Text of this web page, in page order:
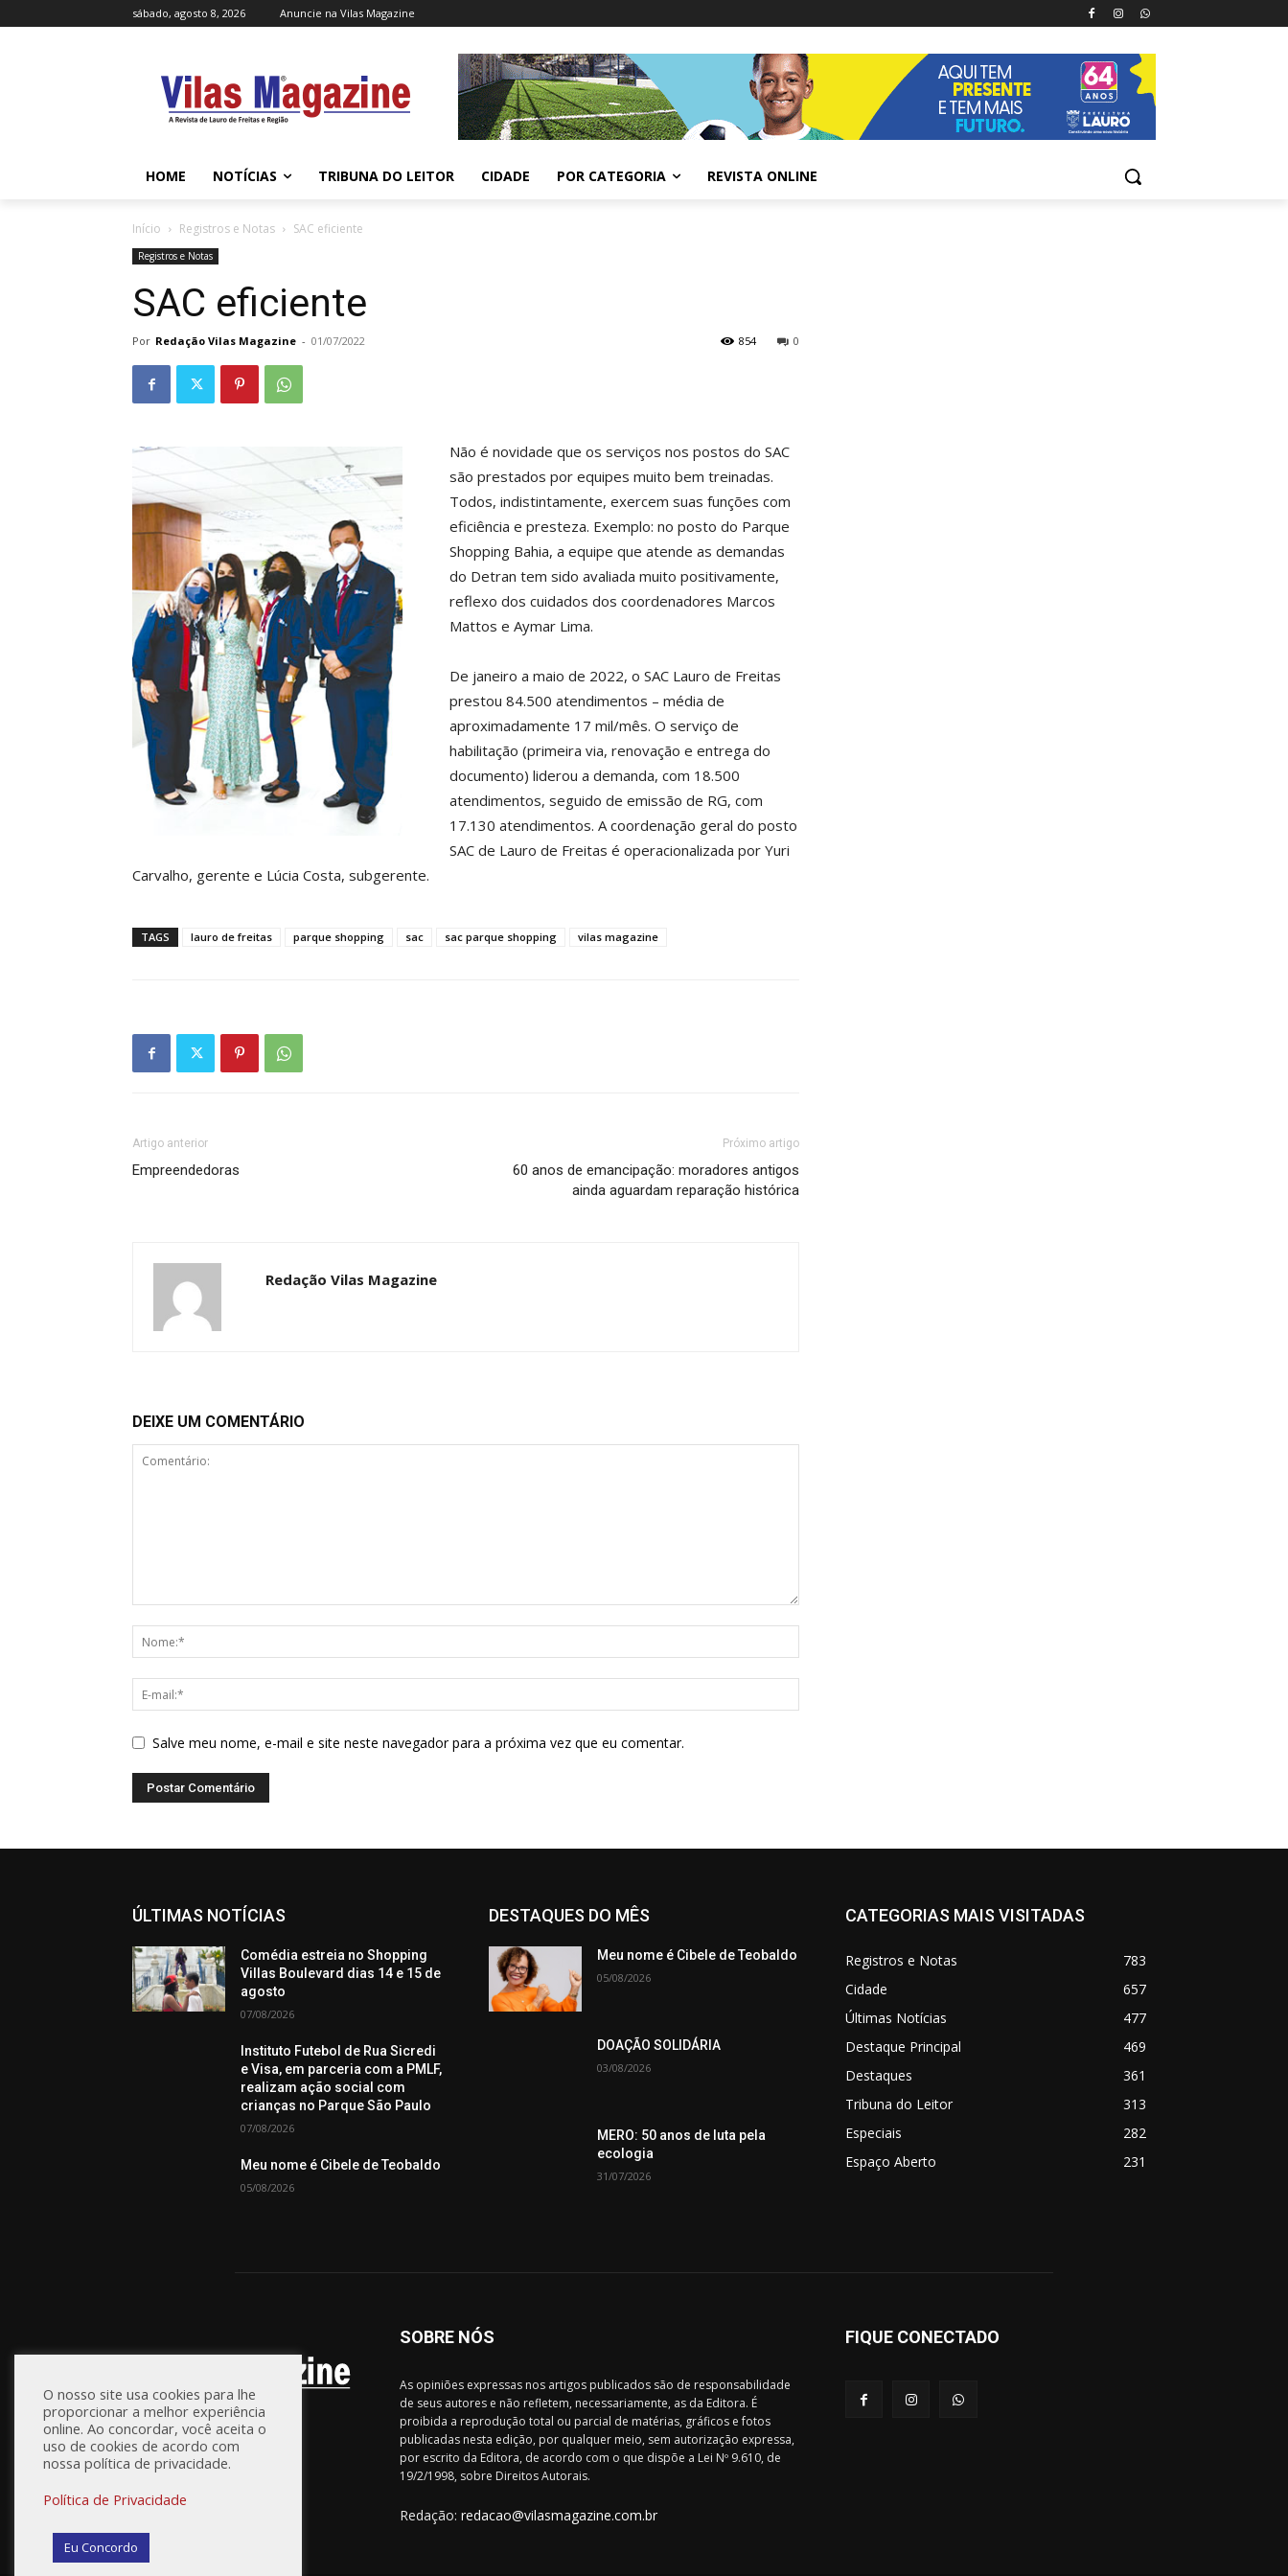
sábado, agosto 8, 2026 Anuncie na Vilas Magazine
HOME NOTÍCIAS TRIBUNA DO LEITOR CIDADE POR CATEGORIA REVISTA ONLINE
Início Registros e Notas SAC eficiente
Registros e Notas
SAC eficiente
Por Redação Vilas Magazine - 01/07/2022 0
854
Não é novidade que os serviços nos postos do SAC
são prestados por equipes muito bem treinadas.
Todos, indistintamente, exercem suas funções com
eficiência e presteza. Exemplo: no posto do Parque
Shopping Bahia, a equipe que atende as demandas
do Detran tem sido avaliada muito positivamente,
reflexo dos cuidados dos coordenadores Marcos
Mattos e Aymar Lima.
De janeiro a maio de 2022, o SAC Lauro de Freitas
prestou 84.500 atendimentos – média de
aproximadamente 17 mil/mês. O serviço de
habilitação (primeira via, renovação e entrega do
documento) liderou a demanda, com 18.500
atendimentos, seguido de emissão de RG, com
17.130 atendimentos. A coordenação geral do posto
SAC de Lauro de Freitas é operacionalizada por Yuri
Carvalho, gerente e Lúcia Costa, subgerente.
TAGS lauro de freitas parque shopping sac sac parque shopping vilas magazine
Artigo anterior
Empreendedoras
Próximo artigo
60 anos de emancipação: moradores antigos
ainda aguardam reparação histórica
Redação Vilas Magazine
DEIXE UM COMENTÁRIO
Salve meu nome, e-mail e site neste navegador para a próxima vez que eu comentar.
ÚLTIMAS NOTÍCIAS
Comédia estreia no Shopping
Villas Boulevard dias 14 e 15 de
agosto
07/08/2026
Instituto Futebol de Rua Sicredi
e Visa, em parceria com a PMLF,
realizam ação social com
crianças no Parque São Paulo
07/08/2026
Meu nome é Cibele de Teobaldo
05/08/2026
DESTAQUES DO MÊS
Meu nome é Cibele de Teobaldo
05/08/2026
DOAÇÃO SOLIDÁRIA
03/08/2026
MERO: 50 anos de luta pela
ecologia
31/07/2026
CATEGORIAS MAIS VISITADAS
Registros e Notas
783
Cidade
657
Últimas Notícias
477
Destaque Principal
469
Destaques
361
Tribuna do Leitor
313
Especiais
282
Espaço Aberto
231
SOBRE NÓS
As opiniões expressas nos artigos publicados são de responsabilidade
de seus autores e não refletem, necessariamente, as da Editora. É
proibida a reprodução total ou parcial de matérias, gráficos e fotos
publicadas nesta edição, por qualquer meio, sem autorização expressa,
por escrito da Editora, de acordo com o que dispõe a Lei Nº 9.610, de
19/2/1998, sobre Direitos Autorais.
Redação: redacao@vilasmagazine.com.br
FIQUE CONECTADO
O nosso site usa cookies para lhe
proporcionar a melhor experiência
online. Ao concordar, você aceita o
uso de cookies de acordo com
nossa política de privacidade.
Política de Privacidade
Eu Concordo